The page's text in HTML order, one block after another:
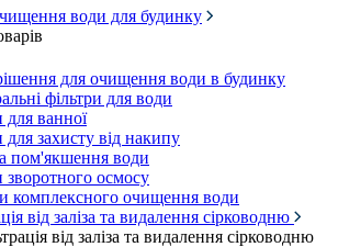
води для будинку
для очищення води в будинку
фільтри для води
для ванної
для захисту від накипу
пом'якшення води
зворотного осмосу
комплексного очищення води
від заліза та видалення сірководню
від заліза та видалення сірководню